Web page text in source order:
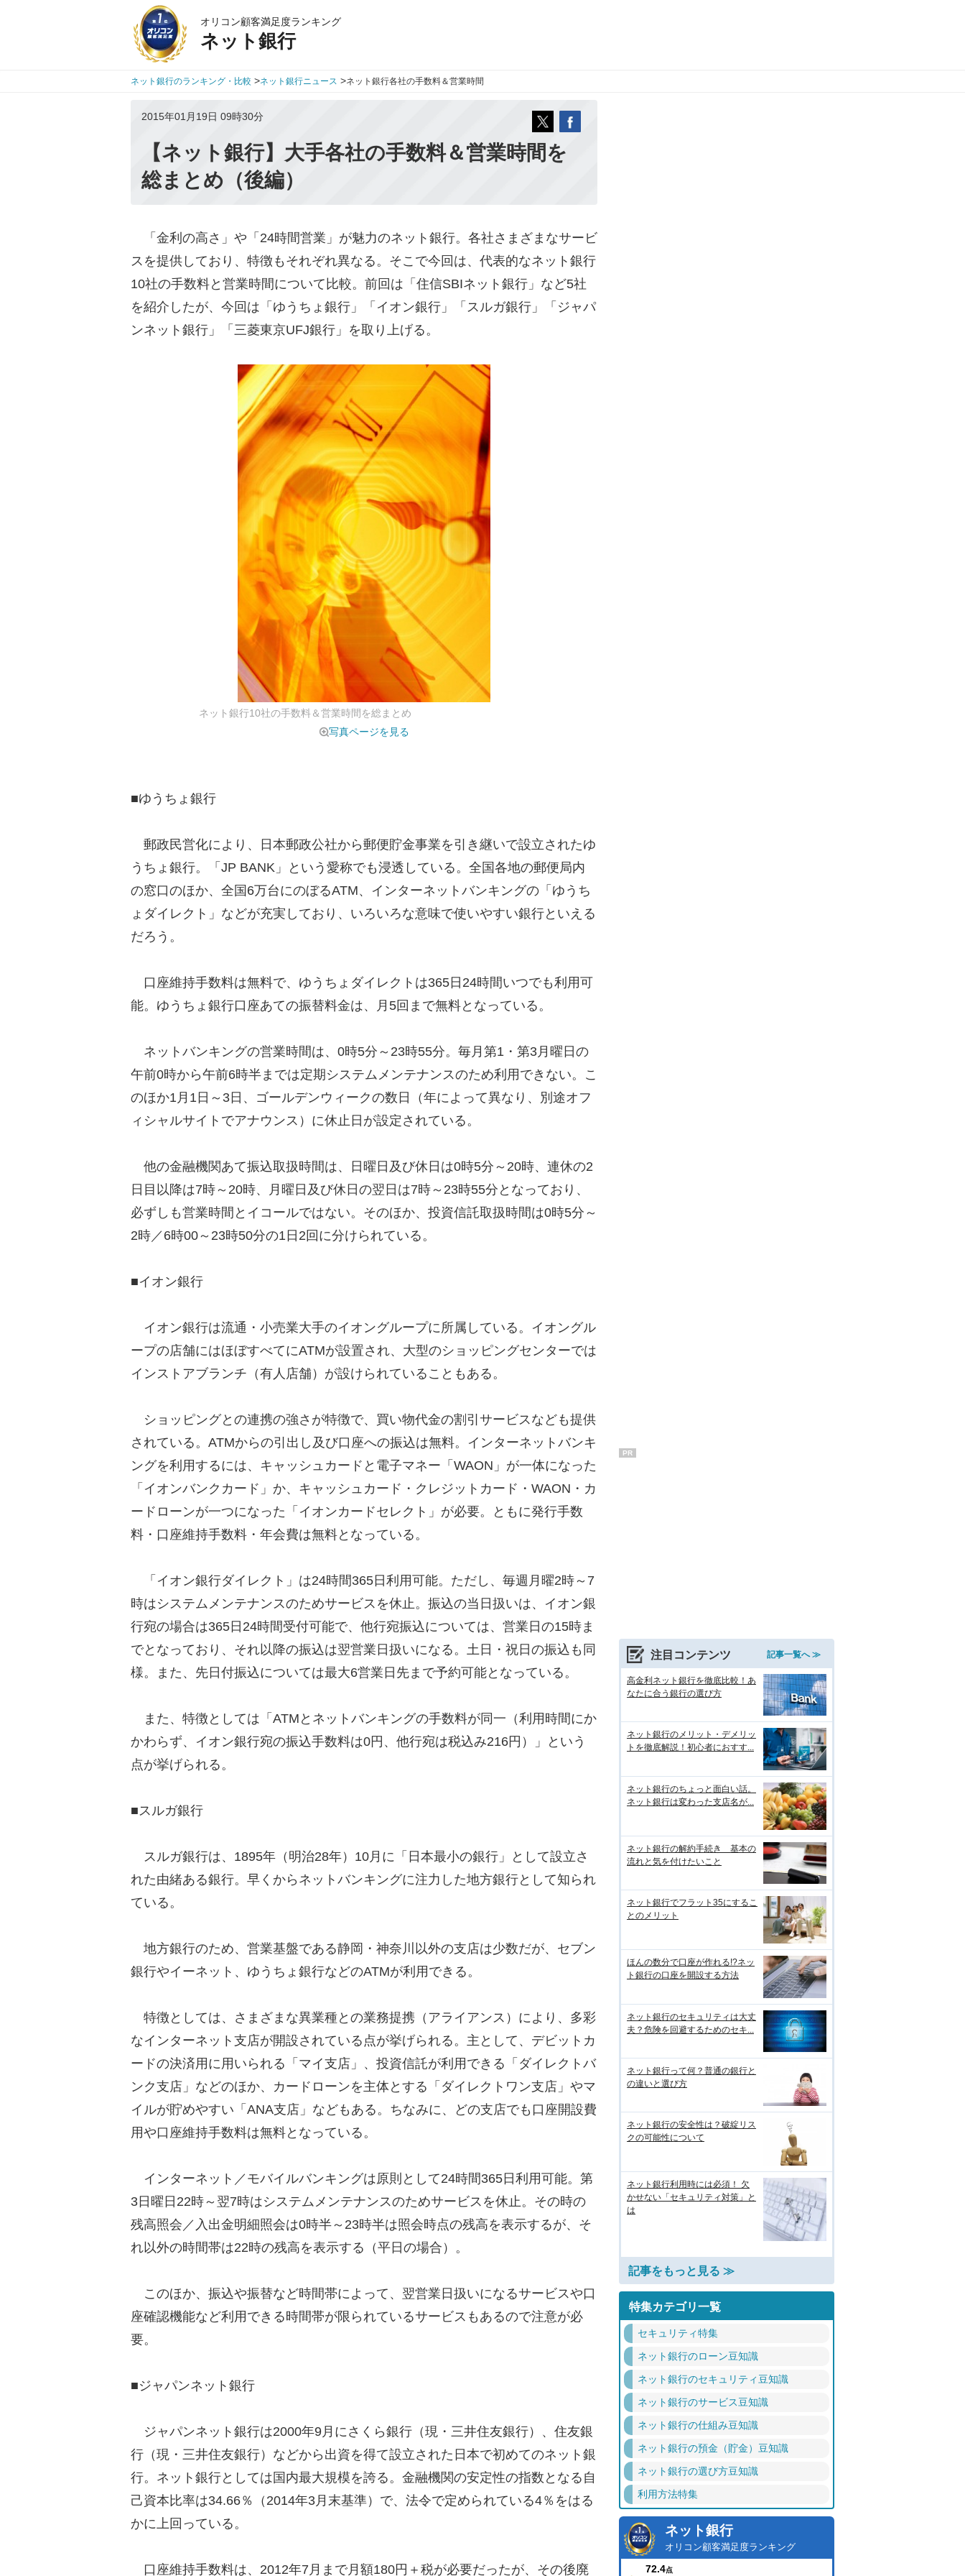
オリコン顧客満足度ランキング
ネット銀行
ネット銀行のランキング・比較 >ネット銀行ニュース >ネット銀行各社の手数料＆営業時間
2015年01月19日 09時30分
【ネット銀行】大手各社の手数料＆営業時間を
総まとめ（後編）
「金利の高さ」や「24時間営業」が魅力のネット銀行。各社さまざまなサービ
スを提供しており、特徴もそれぞれ異なる。そこで今回は、代表的なネット銀行
10社の手数料と営業時間について比較。前回は「住信SBIネット銀行」など5社
を紹介したが、今回は「ゆうちょ銀行」「イオン銀行」「スルガ銀行」「ジャパ
ンネット銀行」「三菱東京UFJ銀行」を取り上げる。
ネット銀行10社の手数料＆営業時間を総まとめ
写真ページを見る
■ゆうちょ銀行
郵政民営化により、日本郵政公社から郵便貯金事業を引き継いで設立されたゆ
うちょ銀行。「JP BANK」という愛称でも浸透している。全国各地の郵便局内
の窓口のほか、全国6万台にのぼるATM、インターネットバンキングの「ゆうち
ょダイレクト」などが充実しており、いろいろな意味で使いやすい銀行といえる
だろう。
口座維持手数料は無料で、ゆうちょダイレクトは365日24時間いつでも利用可
能。ゆうちょ銀行口座あての振替料金は、月5回まで無料となっている。
ネットバンキングの営業時間は、0時5分～23時55分。毎月第1・第3月曜日の
午前0時から午前6時半までは定期システムメンテナンスのため利用できない。こ
のほか1月1日～3日、ゴールデンウィークの数日（年によって異なり、別途オフ
ィシャルサイトでアナウンス）に休止日が設定されている。
他の金融機関あて振込取扱時間は、日曜日及び休日は0時5分～20時、連休の2
日目以降は7時～20時、月曜日及び休日の翌日は7時～23時55分となっており、
必ずしも営業時間とイコールではない。そのほか、投資信託取扱時間は0時5分～
2時／6時00～23時50分の1日2回に分けられている。
■イオン銀行
イオン銀行は流通・小売業大手のイオングループに所属している。イオングル
ープの店舗にはほぼすべてにATMが設置され、大型のショッピングセンターでは
インストアブランチ（有人店舗）が設けられていることもある。
ショッピングとの連携の強さが特徴で、買い物代金の割引サービスなども提供
されている。ATMからの引出し及び口座への振込は無料。インターネットバンキ
ングを利用するには、キャッシュカードと電子マネー「WAON」が一体になった
「イオンバンクカード」か、キャッシュカード・クレジットカード・WAON・カ
ードローンが一つになった「イオンカードセレクト」が必要。ともに発行手数
料・口座維持手数料・年会費は無料となっている。
「イオン銀行ダイレクト」は24時間365日利用可能。ただし、毎週月曜2時～7
時はシステムメンテナンスのためサービスを休止。振込の当日扱いは、イオン銀
行宛の場合は365日24時間受付可能で、他行宛振込については、営業日の15時ま
でとなっており、それ以降の振込は翌営業日扱いになる。土日・祝日の振込も同
様。また、先日付振込については最大6営業日先まで予約可能となっている。
また、特徴としては「ATMとネットバンキングの手数料が同一（利用時間にか
かわらず、イオン銀行宛の振込手数料は0円、他行宛は税込み216円）」という
点が挙げられる。
■スルガ銀行
スルガ銀行は、1895年（明治28年）10月に「日本最小の銀行」として設立さ
れた由緒ある銀行。早くからネットバンキングに注力した地方銀行として知られ
ている。
地方銀行のため、営業基盤である静岡・神奈川以外の支店は少数だが、セブン
銀行やイーネット、ゆうちょ銀行などのATMが利用できる。
特徴としては、さまざまな異業種との業務提携（アライアンス）により、多彩
なインターネット支店が開設されている点が挙げられる。主として、デビットカ
ードの決済用に用いられる「マイ支店」、投資信託が利用できる「ダイレクトバ
ンク支店」などのほか、カードローンを主体とする「ダイレクトワン支店」やマ
イルが貯めやすい「ANA支店」などもある。ちなみに、どの支店でも口座開設費
用や口座維持手数料は無料となっている。
インターネット／モバイルバンキングは原則として24時間365日利用可能。第
3日曜日22時～翌7時はシステムメンテナンスのためサービスを休止。その時の
残高照会／入出金明細照会は0時半～23時半は照会時点の残高を表示するが、そ
れ以外の時間帯は22時の残高を表示する（平日の場合）。
このほか、振込や振替など時間帯によって、翌営業日扱いになるサービスや口
座確認機能など利用できる時間帯が限られているサービスもあるので注意が必
要。
■ジャパンネット銀行
ジャパンネット銀行は2000年9月にさくら銀行（現・三井住友銀行）、住友銀
行（現・三井住友銀行）などから出資を得て設立された日本で初めてのネット銀
行。ネット銀行としては国内最大規模を誇る。金融機関の安定性の指数となる自
己資本比率は34.66％（2014年3月末基準）で、法令で定められている4％をはる
かに上回っている。
口座維持手数料は、2012年7月まで月額180円＋税が必要だったが、その後廃
PR
注目コンテンツ 記事一覧へ ≫
高金利ネット銀行を徹底比較！あ
なたに合う銀行の選び方
ネット銀行のメリット・デメリッ
トを徹底解説！初心者におすす...
ネット銀行のちょっと面白い話。
ネット銀行は変わった支店名が...
ネット銀行の解約手続き 基本の
流れと気を付けたいこと
ネット銀行でフラット35にするこ
とのメリット
ほんの数分で口座が作れる!?ネッ
ト銀行の口座を開設する方法
ネット銀行のセキュリティは大丈
夫？危険を回避するためのセキ...
ネット銀行って何？普通の銀行と
の違いと選び方
ネット銀行の安全性は？破綻リス
クの可能性について
ネット銀行利用時には必須！ 欠
かせない「セキュリティ対策」と
は
記事をもっと見る ≫
特集カテゴリ一覧
セキュリティ特集
ネット銀行のローン豆知識
ネット銀行のセキュリティ豆知識
ネット銀行のサービス豆知識
ネット銀行の仕組み豆知識
ネット銀行の預金（貯金）豆知識
ネット銀行の選び方豆知識
利用方法特集
ネット銀行
オリコン顧客満足度ランキング
72.4点